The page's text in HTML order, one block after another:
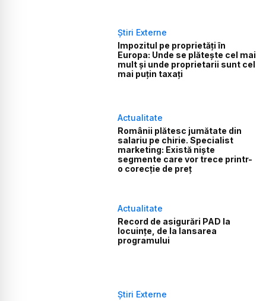
Știri Externe
Impozitul pe proprietăți în
Europa: Unde se plătește cel mai
mult și unde proprietarii sunt cel
mai puțin taxați
Actualitate
Românii plătesc jumătate din
salariu pe chirie. Specialist
marketing: Există niște
segmente care vor trece printr-
o corecție de preț
Actualitate
Record de asigurări PAD la
locuințe, de la lansarea
programului
Știri Externe